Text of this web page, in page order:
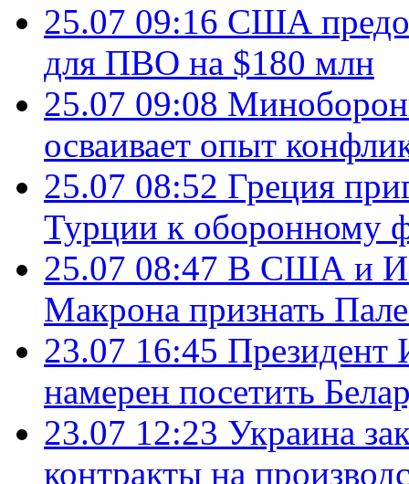
25.07 09:16 США
для ПВО на $180 млн
25.07 09:08
осваивает опыт
25.07 08:52 Греция
Турции к оборонному
25.07 08:47 В США и
Макрона признать
23.07 16:45 Президент
намерен посетить
23.07 12:23 Украина
контракты на